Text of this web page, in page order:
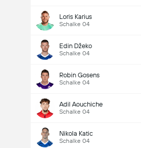
Loris Karius
Schalke 04
Edin Džeko
Schalke 04
Robin Gosens
Schalke 04
Adil Aouchiche
Schalke 04
Nikola Katic
Schalke 04